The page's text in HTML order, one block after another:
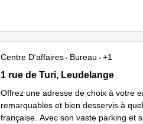
Centre D'affaires Bureau
+1
1 rue de Turi, Leudelange
1 rue de Turi, Leudelange
Offrez une adresse de choix à votre
remarquables et bien desservis à
française. Avec son vaste parking et